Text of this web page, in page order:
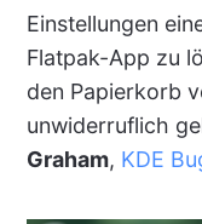
Einstellungen
Flatpak-App zu
den Papierkorb
unwiderruflich
Graham, KDE